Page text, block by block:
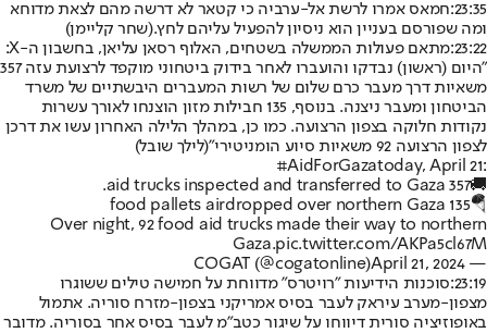
23:35: חמאס אמרו לרשת אל-ערביה כי קטאר לא דרשה מהם לצאת מדוחא
ומה שפורסם בעניין הוא ניסיון להפעיל עליהם לחץ.(שחר קליימן)
23:22:
מתאם פעולות הממשלה בשטחים, האלוף רסאן עליאן, בחשבון ה-X:
”היום (ראשון) נבדקו והועברו לאחר בידוק ביטחוני מוקפד לרצועת עזה 357
משאיות דרך מעבר כרם שלום של רשות המעברים היבשתיים של משרד
הביטחון ומעבר ניצנה. בנוסף, 135 חבילות מזון הוצנחו לאורך עשרות
נקודות חלוקה בצפון הרצועה. כמו כן, במהלך הלילה האחרון עשו את דרכן
לצפון הרצועה 92 משאיות סיוע הומניטירי"
(לילך שובל)
#AidForGazatoday, April 21:
🚚357 aid trucks inspected and transferred to Gaza.
🪂135 food pallets airdropped over northern Gaza
Over night, 92 food aid trucks made their way to northern
Gaza.pic.twitter.com/AKPa5cl67M
— COGAT (@cogatonline)
April 21, 2024
23:19: סוכנות הידיעות "רויטרס" מדווחת על חמישה טילים ששוגרו
מצפון-מערב עיראק לעבר בסיס אמריקני בצפון-מזרח סוריה. אתמול
באופוזיציה סורית דיווחו על שיגור כטב"מ לעבר בסיס אחר בסוריה. מדובר